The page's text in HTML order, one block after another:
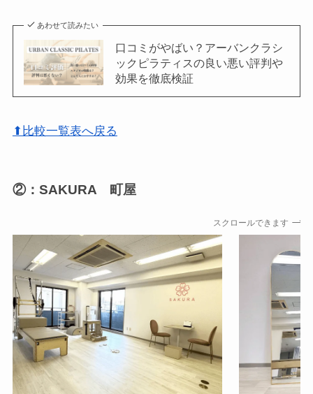
あわせて読みたい
口コミがやばい？アーバンクラシ
ックピラティスの良い悪い評判や
効果を徹底検証
⬆比較一覧表へ戻る
②：SAKURA 町屋
スクロールできます